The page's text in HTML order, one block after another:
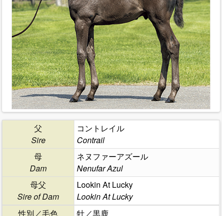
父
Sire
コントレイル
Contrail
母
Dam
ネヌファーアズール
Nenufar Azul
母父
Sire of Dam
Lookin At Lucky
Lookin At Lucky
性別／毛色
牡／黒鹿